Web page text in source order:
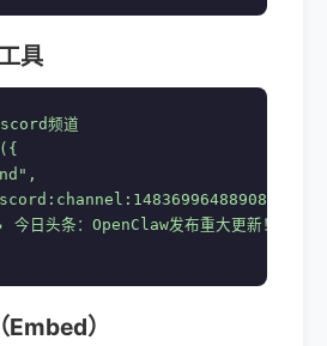
具
频道
日头条：OpenClaw发布重大更新！"
）